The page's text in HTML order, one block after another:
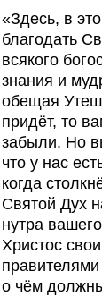
«Здесь, в
благодать
всякого
знания и
обещая
придёт, то
забыли. Но
что у нас
когда
Святой Дух
нутра
Христос
о чём